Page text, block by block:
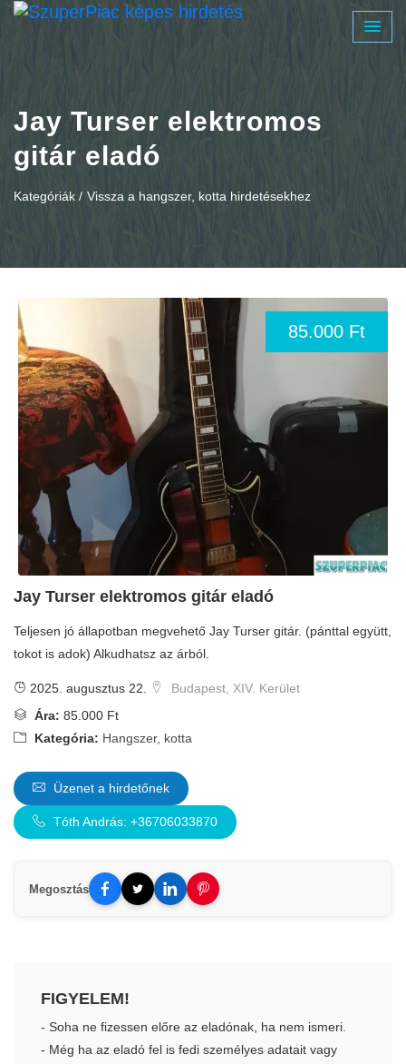
Jay Turser elektromos
gitár eladó
Kategóriák / Vissza a hangszer, kotta hirdetésekhez
85.000 Ft
Jay Turser elektromos gitár eladó
Teljesen jó állapotban megvehető Jay Turser gitár. (pánttal együtt,
tokot is adok) Alkudhatsz az árból.
2025. augusztus 22.
Budapest, XIV. Kerület
Ára: 85.000 Ft
Kategória: Hangszer, kotta
Üzenet a hirdetőnek
Tóth András: +36706033870
Megosztás
FIGYELEM!
- Soha ne fizessen előre az eladónak, ha nem ismeri.
- Még ha az eladó fel is fedi személyes adatait vagy